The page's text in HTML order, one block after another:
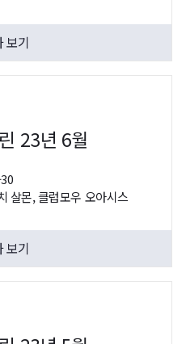
보기
23년 6월
살몬, 클럽모우 오아시스
보기